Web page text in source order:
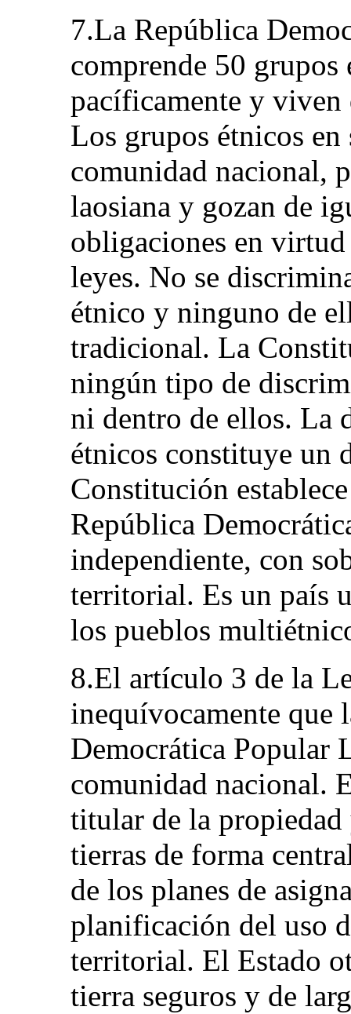
7.La República
comprende 50 grupos
pacíficamente y viven
Los grupos étnicos
comunidad nacional,
laosiana y gozan de
obligaciones en
leyes. No se
étnico y ninguno de
tradicional. La
ningún tipo de
ni dentro de ellos. La
étnicos constituye un
Constitución
República
independiente, con
territorial. Es un país
los pueblos
8.El artículo 3 de la
inequívocamente que
Democrática Popular
comunidad nacional.
titular de la
tierras de forma
de los planes de
planificación del uso
territorial. El Estado
tierra seguros y de